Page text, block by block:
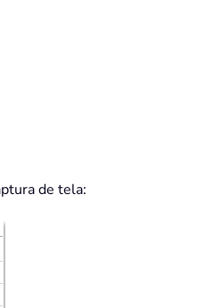
de tela: